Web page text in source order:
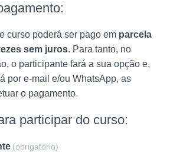
curso poderá ser pago em parcela
sem juros. Para tanto, no
o participante fará a sua opção e,
por e-mail e/ou WhatsApp, as
o pagamento.
participar do curso:
(obrigatório)